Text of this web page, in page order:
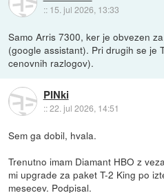
:: 15. jul 2026, 13:33
Samo Arris 7300, ker je obvezen
(google assistant). Pri drugih se je
cenovnih razlogov).
PINki
::22. jul 2026, 14:51
Sem ga dobil, hvala.
Trenutno imam Diamant HBO z
mi upgrade za paket T-2 King po
mesecev. Podpisal.